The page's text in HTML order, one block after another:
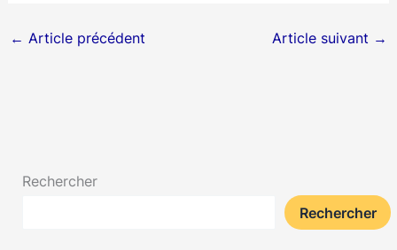
← Article précédent Article suivant →
Rechercher
Rechercher